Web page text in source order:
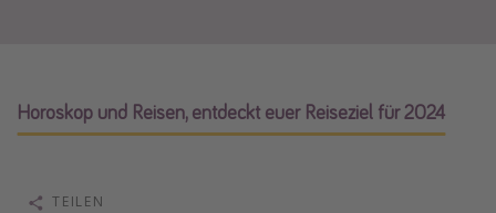
Alle Reisethemen
Disneyland Paris
Horoskop und Reisen, entdeckt euer Reiseziel für 2024
TEILEN